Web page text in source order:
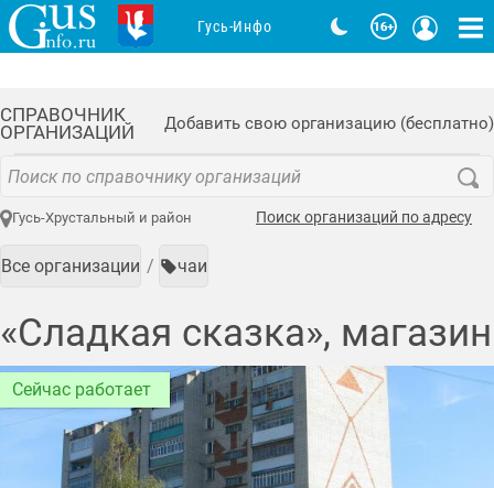
СПРАВОЧНИК
ОРГАНИЗАЦИЙ
Добавить свою организацию (бесплатно)
Гусь-Хрустальный и район Поиск организаций по адресу
Все организации чаи
«Сладкая сказка», магазин
Сейчас работает
Гусь-Инфо